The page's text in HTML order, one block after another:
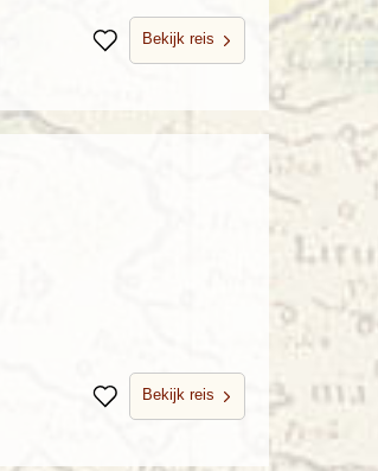
BewarenBekijk reis
BewarenBekijk reis